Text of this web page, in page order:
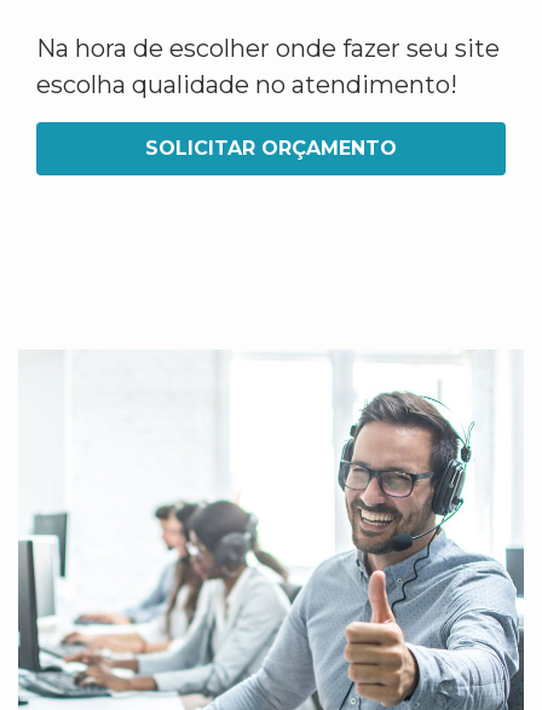
Na hora de escolher onde fazer seu site
escolha qualidade no atendimento!
SOLICITAR ORÇAMENTO